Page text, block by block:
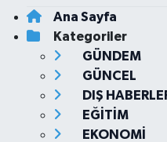
Ana Sayfa
Kategoriler
GÜNDEM
GÜNCEL
DIŞ
EĞİTİM
EKONOMİ